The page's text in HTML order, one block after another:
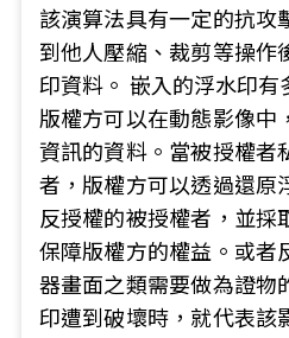
該演算法具有一定的抗攻
到他人壓縮、裁剪等操作
印資料。 嵌入的浮水印有
版權方可以在動態影像中
資訊的資料。當被授權者
者，版權方可以透過還原
反授權的被授權者，並採
保障版權方的權益。或者
器畫面之類需要做為證物
印遭到破壞時，就代表該